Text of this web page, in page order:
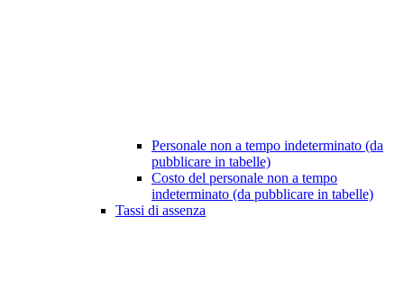
Personale non a tempo indeterminato (da
pubblicare in tabelle)
Costo del personale non a tempo
indeterminato (da pubblicare in tabelle)
Tassi di assenza